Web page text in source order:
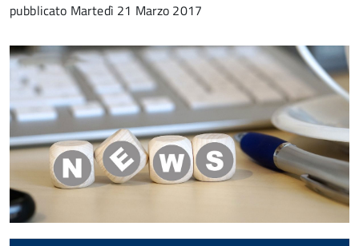
pubblicato Martedì 21 Marzo 2017